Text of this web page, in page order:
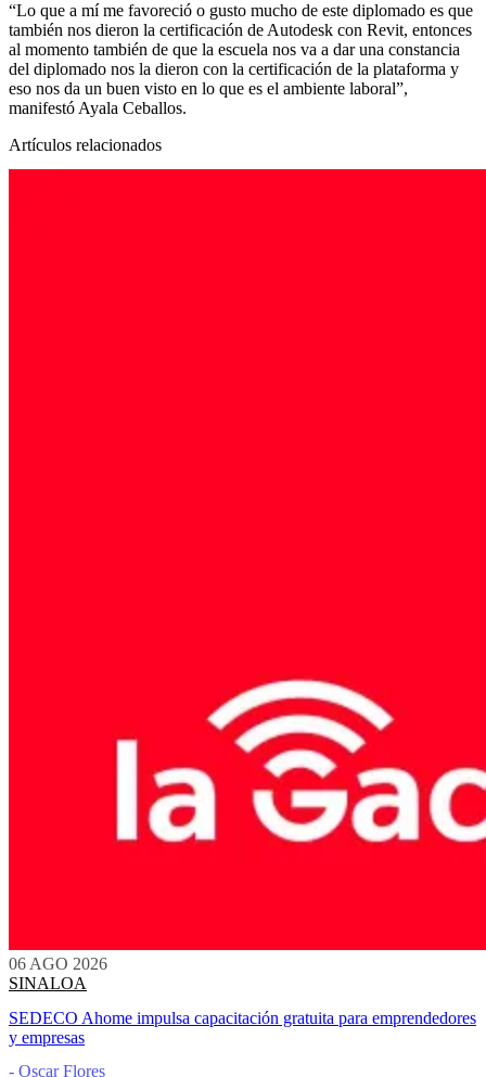
“Lo que a mí me favoreció o gusto mucho de este diplomado es que
también nos dieron la certificación de Autodesk con Revit, entonces
al momento también de que la escuela nos va a dar una constancia
del diplomado nos la dieron con la certificación de la plataforma y
eso nos da un buen visto en lo que es el ambiente laboral”,
manifestó Ayala Ceballos.
Artículos relacionados
06 AGO 2026
SINALOA
SEDECO Ahome impulsa capacitación gratuita para emprendedores
y empresas
- Oscar Flores